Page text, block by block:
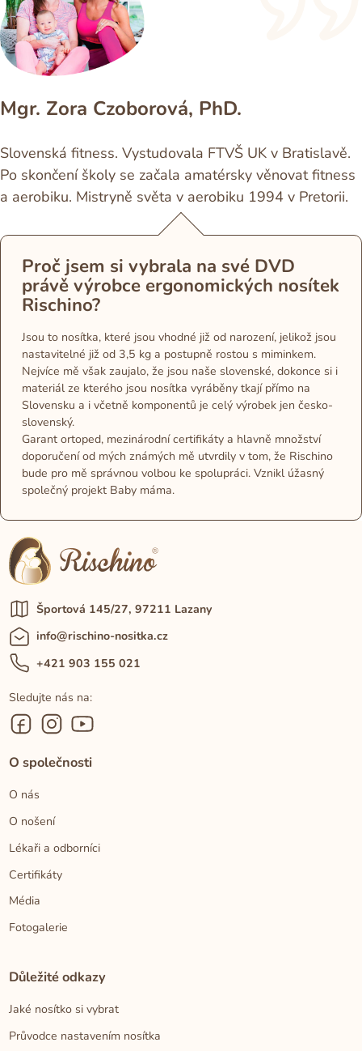
Mgr. Zora Czoborová, PhD.
Slovenská fitness. Vystudovala FTVŠ UK v Bratislavě.
Po skončení školy se začala amatérsky věnovat fitness
a aerobiku. Mistryně světa v aerobiku 1994 v Pretorii.
Proč jsem si vybrala na své DVD
právě výrobce ergonomických nosítek
Rischino?
Jsou to nosítka, které jsou vhodné již od narození, jelikož jsou
nastavitelné již od 3,5 kg a postupně rostou s miminkem.
Nejvíce mě však zaujalo, že jsou naše slovenské, dokonce si i
materiál ze kterého jsou nosítka vyráběny tkají přímo na
Slovensku a i včetně komponentů je celý výrobek jen česko-
slovenský.
Garant ortoped, mezinárodní certifikáty a hlavně množství
doporučení od mých známých mě utvrdily v tom, že Rischino
bude pro mě správnou volbou ke spolupráci. Vznikl úžasný
společný projekt Baby máma.
Športová 145/27, 97211 Lazany
info@rischino-nositka.cz
+421 903 155 021
Sledujte nás na:
O společnosti
O nás
O nošení
Lékaři a odborníci
Certifikáty
Média
Fotogalerie
Důležité odkazy
Jaké nosítko si vybrat
Průvodce nastavením nosítka